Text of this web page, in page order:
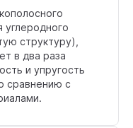
углеродного
структуру),
в два раза
и упругость
сравнению с